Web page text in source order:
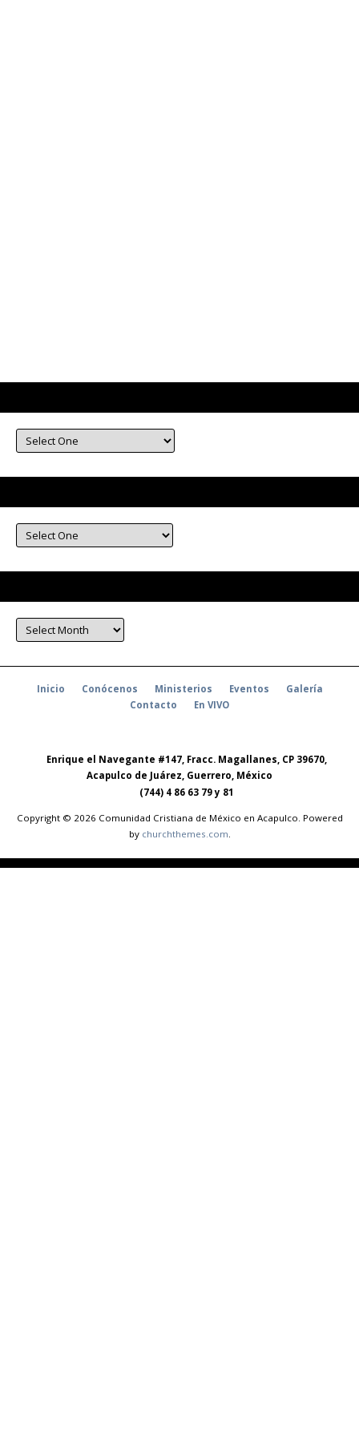
Inicio Conócenos Ministerios Eventos
Galería
Contacto
En VIVO
Enrique el Navegante #147, Fracc. Magallanes, CP 39670,
Acapulco de Juárez, Guerrero, México
(744) 4 86 63 79 y 81
Copyright © 2026 Comunidad Cristiana de México en Acapulco. Powered
by churchthemes.com